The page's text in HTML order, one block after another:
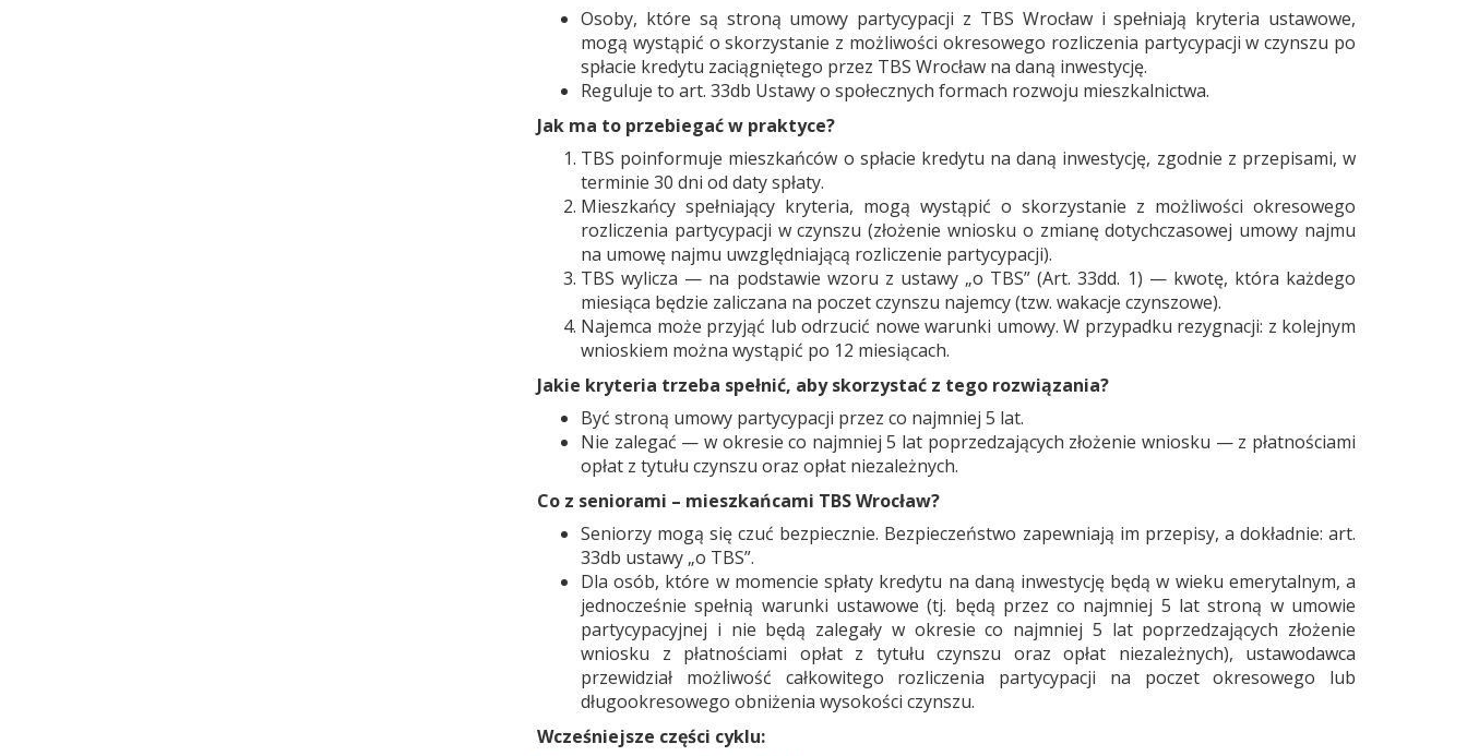
Osoby, które są stroną umowy partycypacji z TBS Wrocław i spełniają kryteria ustawowe,
mogą wystąpić o skorzystanie z możliwości okresowego rozliczenia partycypacji w czynszu po
spłacie kredytu zaciągniętego przez TBS Wrocław na daną inwestycję.
Reguluje to art. 33db Ustawy o społecznych formach rozwoju mieszkalnictwa.
Jak ma to przebiegać w praktyce?
TBS poinformuje mieszkańców o spłacie kredytu na daną inwestycję, zgodnie z przepisami, w
terminie 30 dni od daty spłaty.
Mieszkańcy spełniający kryteria, mogą wystąpić o skorzystanie z możliwości okresowego
rozliczenia partycypacji w czynszu (złożenie wniosku o zmianę dotychczasowej umowy najmu
na umowę najmu uwzględniającą rozliczenie partycypacji).
TBS wylicza — na podstawie wzoru z ustawy „o TBS” (Art. 33dd. 1) — kwotę, która każdego
miesiąca będzie zaliczana na poczet czynszu najemcy (tzw. wakacje czynszowe).
Najemca może przyjąć lub odrzucić nowe warunki umowy. W przypadku rezygnacji: z kolejnym
wnioskiem można wystąpić po 12 miesiącach.
Jakie kryteria trzeba spełnić, aby skorzystać z tego rozwiązania?
Być stroną umowy partycypacji przez co najmniej 5 lat.
Nie zalegać — w okresie co najmniej 5 lat poprzedzających złożenie wniosku — z płatnościami
opłat z tytułu czynszu oraz opłat niezależnych.
Co z seniorami – mieszkańcami TBS Wrocław?
Seniorzy mogą się czuć bezpiecznie. Bezpieczeństwo zapewniają im przepisy, a dokładnie: art.
33db ustawy „o TBS”.
Dla osób, które w momencie spłaty kredytu na daną inwestycję będą w wieku emerytalnym, a
jednocześnie spełnią warunki ustawowe (tj. będą przez co najmniej 5 lat stroną w umowie
partycypacyjnej i nie będą zalegały w okresie co najmniej 5 lat poprzedzających złożenie
wniosku z płatnościami opłat z tytułu czynszu oraz opłat niezależnych), ustawodawca
przewidział możliwość całkowitego rozliczenia partycypacji na poczet okresowego lub
długookresowego obniżenia wysokości czynszu.
Wcześniejsze części cyklu: